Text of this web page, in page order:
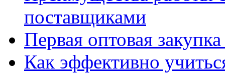
поставщиками
Первая оптовая
Как эффективно